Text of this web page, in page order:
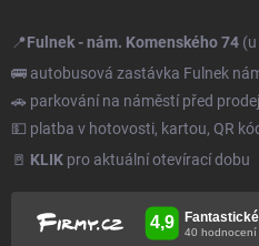
📍Fulnek - nám. Komenského 74
🚌 autobusová zastávka Fulnek
🚗 parkování na náměstí před
💵 platba v hotovosti, kartou, QR
🚪 KLIK pro aktuální otevírací dobu